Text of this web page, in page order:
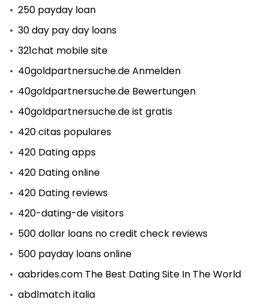
250 payday loan
30 day pay day loans
321chat mobile site
40goldpartnersuche.de Anmelden
40goldpartnersuche.de Bewertungen
40goldpartnersuche.de ist gratis
420 citas populares
420 Dating apps
420 Dating online
420 Dating reviews
420-dating-de visitors
500 dollar loans no credit check reviews
500 payday loans online
aabrides.com The Best Dating Site In The World
abdlmatch italia